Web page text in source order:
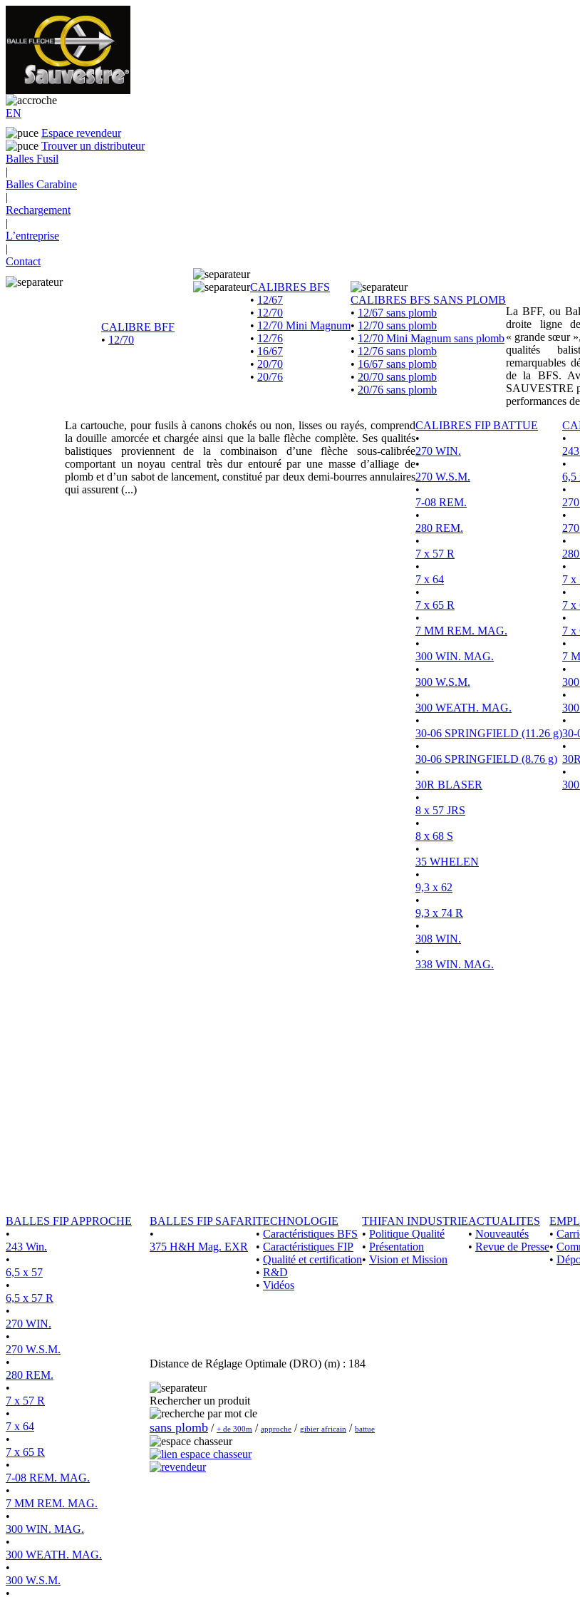
EN
Espace revendeur
Trouver un distributeur
Balles Fusil
|
Balles Carabine
|
Rechargement
|
L’entreprise
|
Contact
CALIBRE BFF
• 12/70
CALIBRES BFS
• 12/67
• 12/70
• 12/70 Mini Magnum
• 12/76
• 16/67
• 20/70
• 20/76
CALIBRES BFS SANS PLOMB
• 12/67 sans plomb
• 12/70 sans plomb
• 12/70 Mini Magnum sans plomb
• 12/76 sans plomb
• 16/67 sans plomb
• 20/70 sans plomb
• 20/76 sans plomb
La BFF, ou
droite ligne
« grande sœur
qualités
remarquables
de la BFS.
SAUVESTRE
performances
La cartouche, pour fusils à canons chokés ou non, lisses ou rayés, comprend
la douille amorcée et chargée ainsi que la balle flèche complète. Ses qualités
balistiques proviennent de la combinaison d’une flèche sous-calibrée
comportant un noyau central très dur entouré par une masse d’alliage de
plomb et d’un sabot de lancement, constitué par deux demi-bourres annulaires
qui assurent (...)
CALIBRES FIP BATTUE
•
270 WIN.
•
270 W.S.M.
•
7-08 REM.
•
280 REM.
•
7 x 57 R
•
7 x 64
•
7 x 65 R
•
7 MM REM. MAG.
•
300 WIN. MAG.
•
300 W.S.M.
•
300 WEATH. MAG.
•
30-06 SPRINGFIELD (11.26 g)
•
30-06 SPRINGFIELD (8.76 g)
•
30R BLASER
•
8 x 57 JRS
•
8 x 68 S
•
35 WHELEN
•
9,3 x 62
•
9,3 x 74 R
•
308 WIN.
•
338 WIN. MAG.
•
•
6,5
•
•
•
•
7 x
•
7 x
•
7 x
•
7
•
•
•
30-
•
•
BALLES FIP APPROCHE
•
243 Win.
•
6,5 x 57
•
6,5 x 57 R
•
270 WIN.
•
270 W.S.M.
•
280 REM.
•
7 x 57 R
•
7 x 64
•
7 x 65 R
•
7-08 REM. MAG.
•
7 MM REM. MAG.
•
300 WIN. MAG.
•
300 WEATH. MAG.
•
300 W.S.M.
•
BALLES FIP SAFARI
•
375 H&H Mag. EXR
TECHNOLOGIE
• Caractéristiques BFS
• Caractéristiques FIP
• Qualité et certification
• R&D
• Vidéos
THIFAN INDUSTRIE
• Politique Qualité
• Présentation
• Vision et Mission
ACTUALITES
• Nouveautés
• Revue de Presse
•
•
•
Distance de Réglage Optimale (DRO) (m) : 184
Rechercher un produit
sans plomb / + de 300m / approche / gibier africain / battue